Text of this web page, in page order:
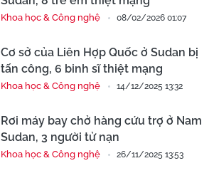
Khoa học & Công nghệ 08/02/2026 01:07
Cơ sở của Liên Hợp Quốc ở Sudan bị
tấn công, 6 binh sĩ thiệt mạng
Khoa học & Công nghệ 14/12/2025 13:32
Rơi máy bay chở hàng cứu trợ ở Nam
Sudan, 3 người tử nạn
Khoa học & Công nghệ 26/11/2025 13:53